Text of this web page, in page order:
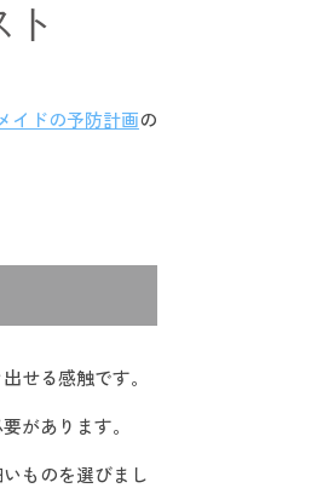
イドの予防計画の
せる感触です。
があります。
ものを選びまし